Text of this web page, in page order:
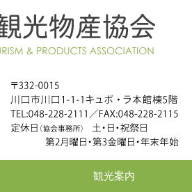
観光案内